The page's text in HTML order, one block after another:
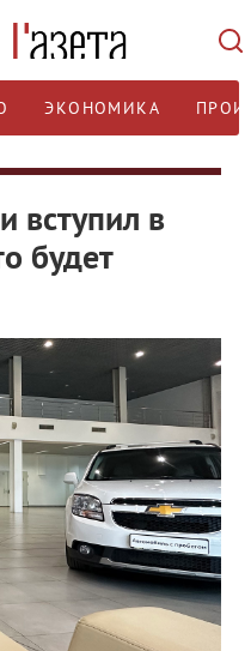
ЭКОНОМИКА
вступил в
будет